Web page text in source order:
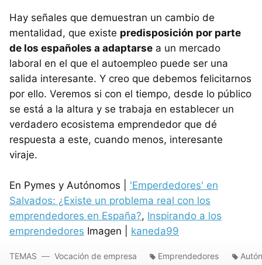
Hay señales que demuestran un cambio de
mentalidad, que existe predisposición por parte
de los españoles a adaptarse a un mercado
laboral en el que el autoempleo puede ser una
salida interesante. Y creo que debemos felicitarnos
por ello. Veremos si con el tiempo, desde lo público
se está a la altura y se trabaja en establecer un
verdadero ecosistema emprendedor que dé
respuesta a este, cuando menos, interesante
viraje.
En Pymes y Autónomos | 'Emperdedores' en
Salvados: ¿Existe un problema real con los
emprendedores en España?, Inspirando a los
emprendedores Imagen | kaneda99
TEMAS Vocación de empresa Emprendedores